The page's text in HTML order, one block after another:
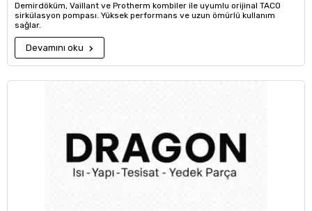
Demirdöküm, Vaillant ve Protherm kombiler ile uyumlu orijinal TACO
sirkülasyon pompası. Yüksek performans ve uzun ömürlü kullanım
sağlar.
Devamını oku